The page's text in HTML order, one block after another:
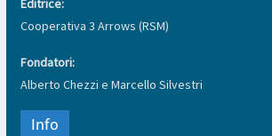
Editrice:
Cooperativa 3 Arrows (RSM)
Fondatori:
Alberto Chezzi e Marcello Silvestri
Info